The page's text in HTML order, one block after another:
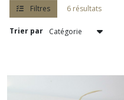
Filtres 6 résultats
Trier par
de